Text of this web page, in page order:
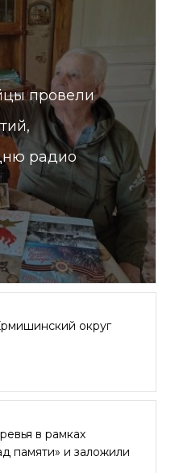
провели
радио
округ
в рамках
памяти» и заложили